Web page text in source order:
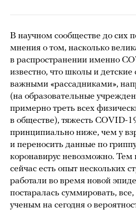
В научном сообществе до сих
мнения о том, насколько
в распространении именно
известно, что школы и
важными «рассадниками»,
(на образовательные
примерно треть всех
в обществе), тяжесть COVID-
принципиально ниже, чем у
и переносить данные по
коронавирус невозможно. Тем
сейчас есть опыт нескольких
работали во время новой
постаралась суммировать, все,
ученым на сегодня о